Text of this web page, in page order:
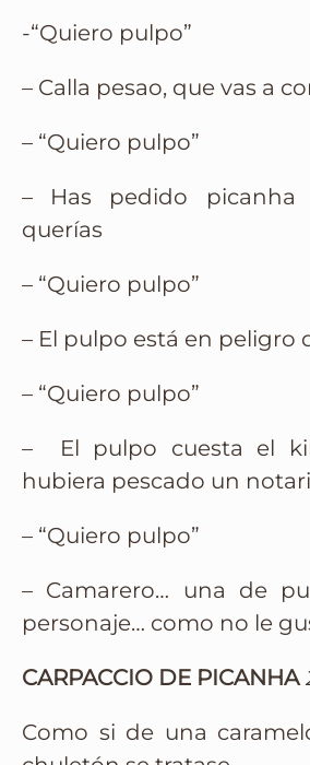
-“Quiero pulpo”
– Calla pesao, que vas a
– “Quiero pulpo”
– Has pedido picanha
querías
– “Quiero pulpo”
– El pulpo está en peligro
– “Quiero pulpo”
– El pulpo cuesta el
hubiera pescado un
– “Quiero pulpo”
– Camarero… una de
personaje… como no le
CARPACCIO DE PICANHA
Como si de una